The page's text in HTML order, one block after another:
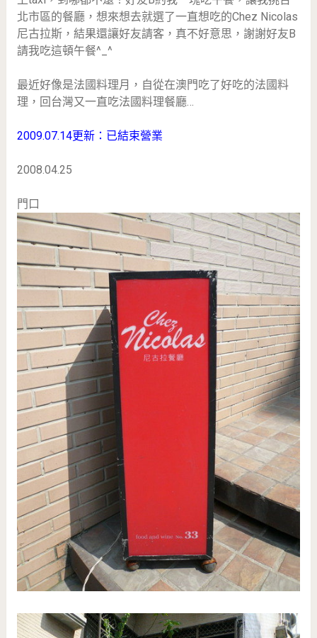
北市區的餐廳，想來想去就選了一直想吃的Chez Nicolas
尼古拉斯，結果還讓好友請客，真不好意思，謝謝好友B
請我吃這頓午餐^_^
最近好像是法國料理月，自從在澳門吃了好吃的法國料
理，回台灣又一直吃法國料理餐廳…
2009.07.14更新：已結束營業
2008.04.25
門口